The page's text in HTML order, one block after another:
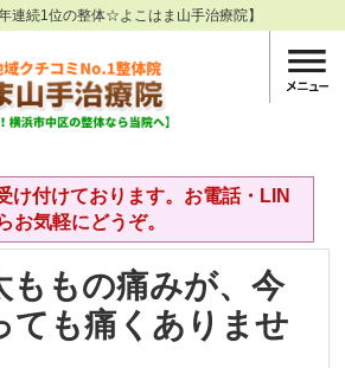
連続1位の整体☆よこはま山手治療院】
け付けております。お電話・LIN
お気軽にどうぞ。
ももの痛みが、今
ても痛くありませ